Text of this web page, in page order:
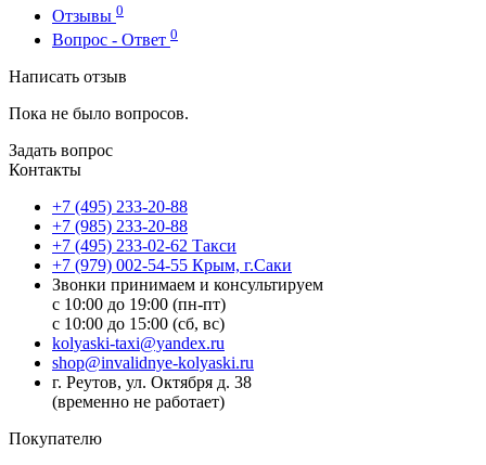
Отзывы 0
Вопрос - Ответ 0
Написать отзыв
Пока не было вопросов.
Задать вопрос
Контакты
+7 (495) 233-20-88
+7 (985) 233-20-88
+7 (495) 233-02-62 Такси
+7 (979) 002-54-55 Крым, г.Саки
Звонки принимаем и консультируем
с 10:00 до 19:00 (пн-пт)
с 10:00 до 15:00 (сб, вс)
kolyaski-taxi@yandex.ru
shop@invalidnye-kolyaski.ru
г. Реутов, ул. Октября д. 38
(временно не работает)
Покупателю